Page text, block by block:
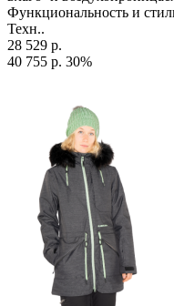
Функциональность и
Техн..
28 529 р.
40 755 р. 30%